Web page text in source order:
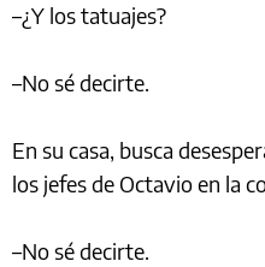
–¿Y los tatuajes?
–No sé decirte.
En su casa, busca
los jefes de Octavio en la
–No sé decirte.